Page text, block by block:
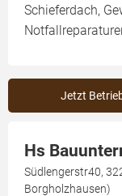
Schieferdach,
Jetzt
Hs
Südlengerstr40,
Borgholzhausen)